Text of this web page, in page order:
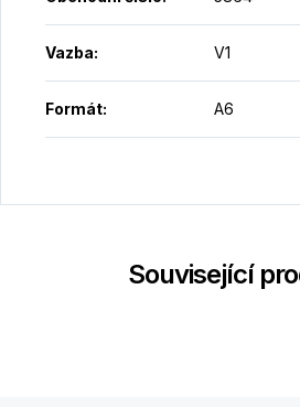
Vazba: V1
Formát: A6
Související